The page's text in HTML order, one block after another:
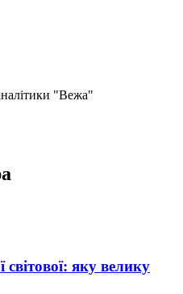
"Вежа"
яку велику